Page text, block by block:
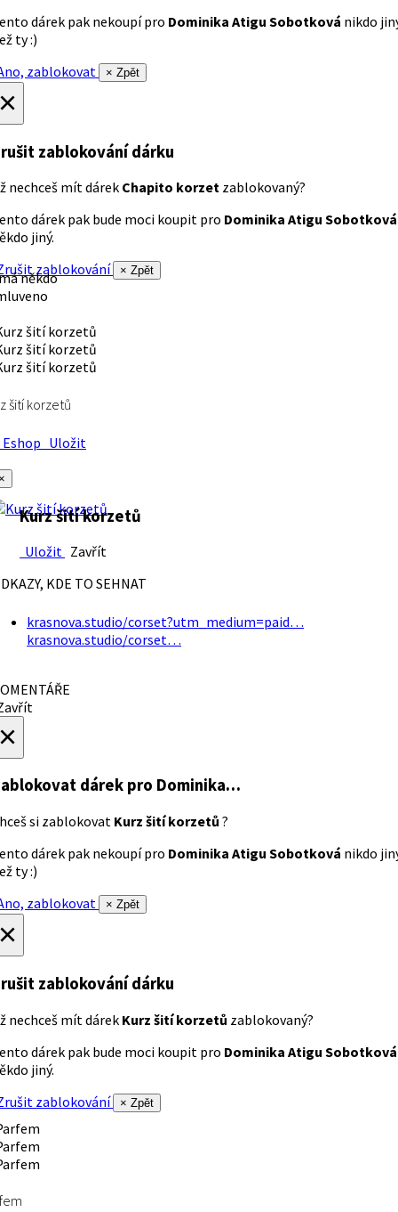
dárek pak nekoupí pro Dominika Atigu Sobotková nikdo
ty :)
zablokovat
× Zpět
zablokování dárku
nechceš mít dárek Chapito korzet zablokovaný?
dárek pak bude moci koupit pro Dominika Atigu Sobotková
jiný.
zablokování
× Zpět
někdo
šití korzetů
Uložit
Kurz šití korzetů
Uložit Zavřít
KDE TO SEHNAT
krasnova.studio/corset?utm_medium=paid…
krasnova.studio/corset…
dárek pro Dominika…
si zablokovat Kurz šití korzetů ?
dárek pak nekoupí pro Dominika Atigu Sobotková nikdo
ty :)
zablokovat
× Zpět
zablokování dárku
nechceš mít dárek Kurz šití korzetů zablokovaný?
dárek pak bude moci koupit pro Dominika Atigu Sobotková
jiný.
zablokování
× Zpět